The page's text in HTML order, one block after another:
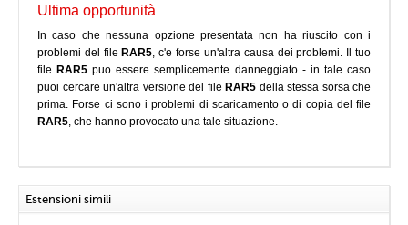
Ultima opportunità
In caso che nessuna opzione presentata non ha riuscito con i
problemi del file RAR5, c'e forse un'altra causa dei problemi. Il tuo
file RAR5 puo essere semplicemente danneggiato - in tale caso
puoi cercare un'altra versione del file RAR5 della stessa sorsa che
prima. Forse ci sono i problemi di scaricamento o di copia del file
RAR5, che hanno provocato una tale situazione.
Estensioni simili